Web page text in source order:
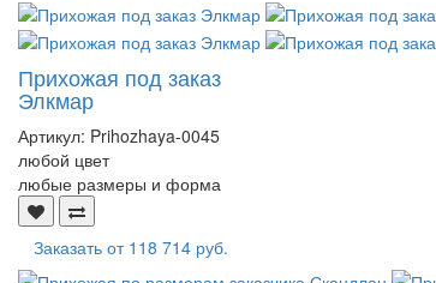
Прихожая под заказ
Элкмар
Артикул: Prihozhaya-0045
любой цвет
любые размеры и форма
Заказать от 118 714 руб.